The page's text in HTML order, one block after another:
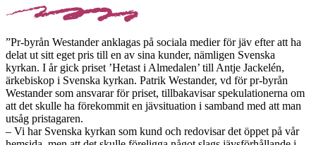
”Pr-byrån Westander anklagas på sociala medier för jäv efter att ha
delat ut sitt eget pris till en av sina kunder, nämligen Svenska
kyrkan. I år gick priset ’Hetast i Almedalen’ till Antje Jackelén,
ärkebiskop i Svenska kyrkan. Patrik Westander, vd för pr-byrån
Westander som ansvarar för priset, tillbakavisar spekulationerna om
att det skulle ha förekommit en jävsituation i samband med att man
utsåg pristagaren.
– Vi har Svenska kyrkan som kund och redovisar det öppet på vår